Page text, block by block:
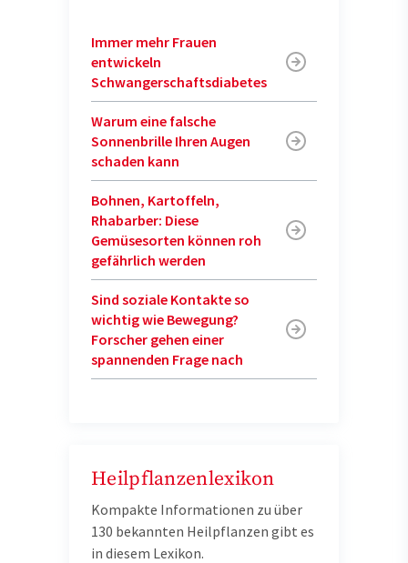
Immer mehr Frauen
entwickeln
Schwangerschaftsdiabetes
Warum eine falsche
Sonnenbrille Ihren Augen
schaden kann
Bohnen, Kartoffeln,
Rhabarber: Diese
Gemüsesorten können roh
gefährlich werden
Sind soziale Kontakte so
wichtig wie Bewegung?
Forscher gehen einer
spannenden Frage nach
Heilpflanzenlexikon
Kompakte Informationen zu über
130 bekannten Heilpflanzen gibt es
in diesem Lexikon.